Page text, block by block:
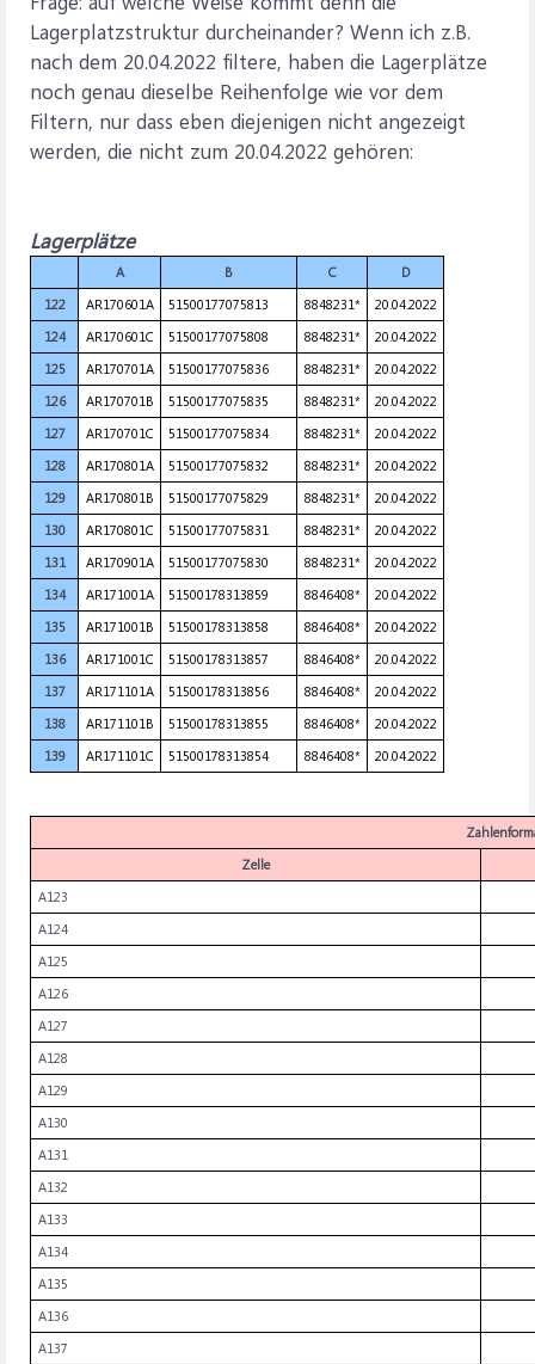
Lagerplatzstruktur durcheinander? Wenn ich z.B.
nach dem 20.04.2022 filtere, haben die Lagerplätze
noch genau dieselbe Reihenfolge wie vor dem
Filtern, nur dass eben diejenigen nicht angezeigt
werden, die nicht zum 20.04.2022 gehören:
Lagerplätze
A B C
D
122
AR170601A 51500177075813 8848231*
20.04.2022
124
AR170601C 51500177075808 8848231*
20.04.2022
125
AR170701A 51500177075836 8848231*
20.04.2022
126
AR170701B 51500177075835 8848231*
20.04.2022
127
AR170701C 51500177075834 8848231*
20.04.2022
128
AR170801A 51500177075832 8848231*
20.04.2022
129
AR170801B 51500177075829 8848231*
20.04.2022
130
AR170801C 51500177075831 8848231*
20.04.2022
131
AR170901A 51500177075830 8848231*
20.04.2022
134
AR171001A 51500178313859 8846408*
20.04.2022
135
AR171001B 51500178313858 8846408*
20.04.2022
136
AR171001C 51500178313857 8846408*
20.04.2022
137
AR171101A 51500178313856 8846408*
20.04.2022
138
AR171101B 51500178313855 8846408*
20.04.2022
139
AR171101C 51500178313854 8846408* 20.04.2022
Zelle
A123
A124
A125
A126
A127
A128
A129
A130
A131
A132
A133
A134
A135
A136
A137